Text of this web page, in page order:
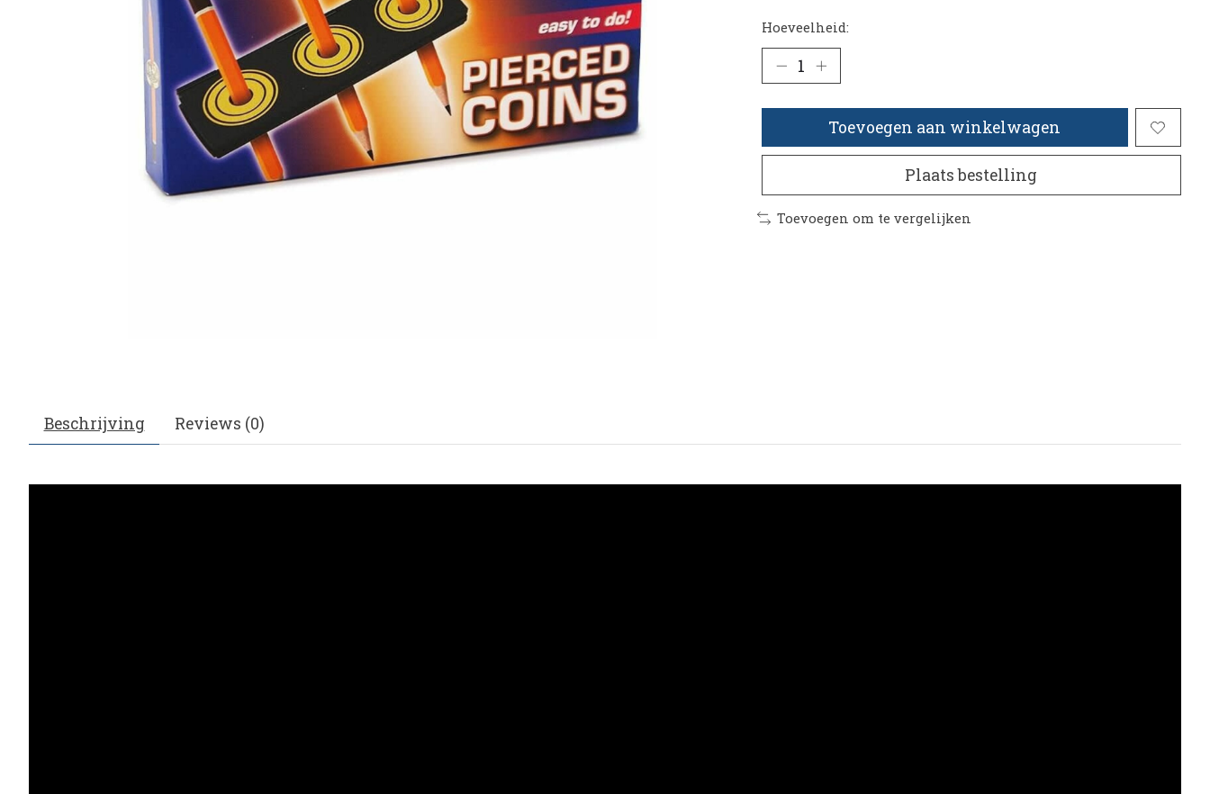
Hoeveelheid:
Toevoegen aan winkelwagen
Plaats bestelling
Toevoegen om te vergelijken
Beschrijving Reviews (0)